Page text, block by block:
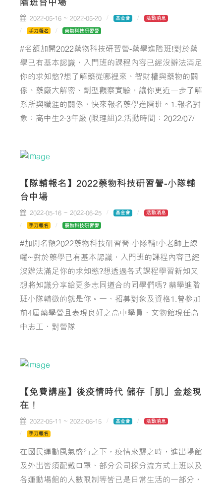
階班台中場
2022-05-16 ~ 2022-05-20 基金會 活動消息
手刀報名 藥物科技研習營
#名額加開2022藥物科技研習營-藥學進階班!對於藥
學已有基本認識，入門班的課程內容已經沒辦法滿足
你的求知慾?想了解藥從哪裡來、智財權與藥物的關
係、藥廠大解密、劑型觀察實驗，讓你更近一步了解
系所與職涯的關係，快來報名藥學進階班。1.報名對
象：高中生2-3年級 (限理組)2.活動時間：2022/07/
【隊輔報名】2022藥物科技研習營-小隊輔
台中場
2022-05-16 ~ 2022-06-25 基金會 活動消息
手刀報名 藥物科技研習營
#加開名額2022藥物科技研習營-小隊輔!小老師上線
囉~對於藥學已有基本認識，入門班的課程內容已經
沒辦法滿足你的求知慾?想透過各式課程學習新知又
想將知識分享給更多志同道合的同學們嗎? 藥學進階
班小隊輔徵的就是你。一、招募對象及資格1.曾參加
前4屆藥學營且表現良好之高中學員、文物館現任高
中志工、對營隊
【免費講座】後疫情時代 儲存「肌」金趁現
在！
2022-05-11 ~ 2022-06-15 基金會 活動消息
手刀報名
在國民運動風氣盛行之下，疫情來襲之時，進出場館
及外出皆須配戴口罩、部分公司採分流方式上班以及
各運動場館的人數限制等皆已是日常生活的一部分，